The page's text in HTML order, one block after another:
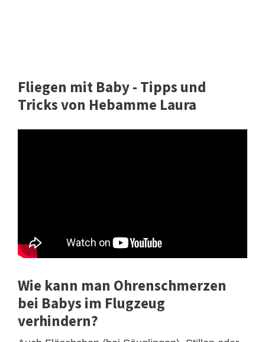
Fliegen mit Baby - Tipps und
Tricks von Hebamme Laura
Wie kann man Ohrenschmerzen
bei Babys im Flugzeug
verhindern?